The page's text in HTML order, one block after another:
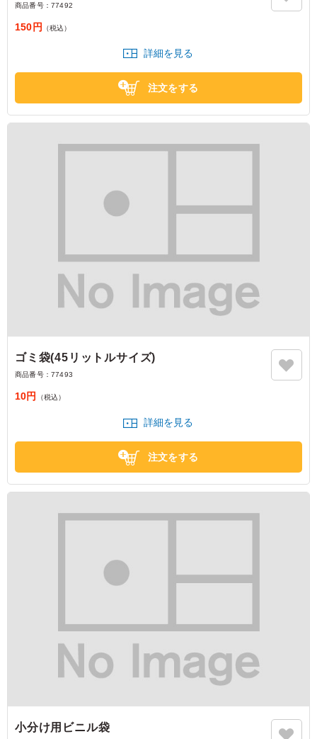
商品番号： 77492
150円 （税込）
詳細を見る
注文をする
ゴミ袋(45リットルサイズ)
商品番号： 77493
10円 （税込）
詳細を見る
注文をする
小分け用ビニル袋